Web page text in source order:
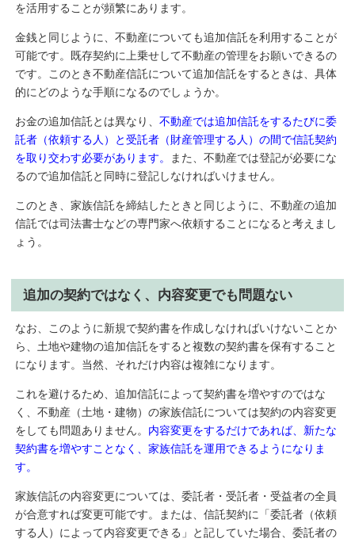
を活用することが頻繁にあります。
金銭と同じように、不動産についても追加信託を利用することが
可能です。既存契約に上乗せして不動産の管理をお願いできるの
です。このとき不動産信託について追加信託をするときは、具体
的にどのような手順になるのでしょうか。
お金の追加信託とは異なり、 不動産では追加信託をするたびに委
託者（依頼する人）と受託者（財産管理する人）の間で信託契約
を取り交わす必要があります。
また、不動産では登記が必要にな
るので追加信託と同時に登記しなければいけません。
このとき、家族信託を締結したときと同じように、不動産の追加
信託では司法書士などの専門家へ依頼することになると考えまし
ょう。
追加の契約ではなく、内容変更でも問題ない
なお、このように新規で契約書を作成しなければいけないことか
ら、土地や建物の追加信託をすると複数の契約書を保有すること
になります。当然、それだけ内容は複雑になります。
これを避けるため、追加信託によって契約書を増やすのではな
く、不動産（土地・建物）の家族信託については契約の内容変更
をしても問題ありません。 内容変更をするだけであれば、新たな
契約書を増やすことなく、家族信託を運用できるようになりま
す。
家族信託の内容変更については、委託者・受託者・受益者の全員
が合意すれば変更可能です。または、信託契約に「委託者（依頼
する人）によって内容変更できる」と記していた場合、委託者の